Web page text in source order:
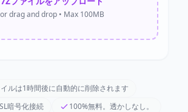
or drag and drop • Max 100MB
ルは1時間後に自動的に削除されます
暗号化接続
100%無料。透かしなし。